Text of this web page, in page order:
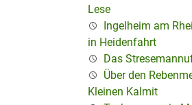
Lese
Ingelheim am
in Heidenfahrt
Das
Über den
Kleinen Kalmit